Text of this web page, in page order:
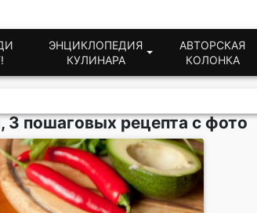
ЭНЦИКЛОПЕДИЯ
КУЛИНАРА
АВТОРСКАЯ
КОЛОНКА
пошаговых рецепта с фото